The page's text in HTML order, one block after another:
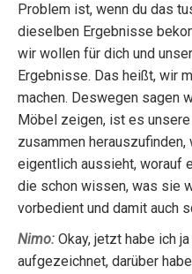
Problem ist, wenn du das
dieselben Ergebnisse
wir wollen für dich und
Ergebnisse. Das heißt, wir
machen. Deswegen sagen
Möbel zeigen, ist es
zusammen
eigentlich aussieht, worauf
die schon wissen, was sie
vorbedient und damit auch
Nimo: Okay, jetzt habe ich
aufgezeichnet, darüber